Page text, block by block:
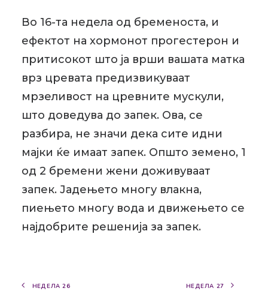
Во 16-та недела од бременоста, и
ефектот на хормонот прогестерон и
притисокот што ја врши вашата матка
врз цревата предизвикуваат
мрзеливост на цревните мускули,
што доведува до запек. Ова, се
разбира, не значи дека сите идни
мајки ќе имаат запек. Општо земено, 1
од 2 бремени жени доживуваат
запек. Јадењето многу влакна,
пиењето многу вода и движењето се
најдобрите решенија за запек.
НЕДЕЛА 26 НЕДЕЛА 27